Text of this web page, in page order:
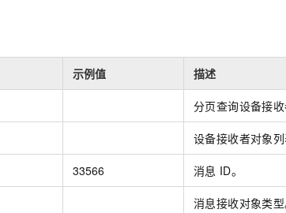
示例值 描述
分页查询设备接
设备接收者对象
33566 消息 ID。
消息接收对象类